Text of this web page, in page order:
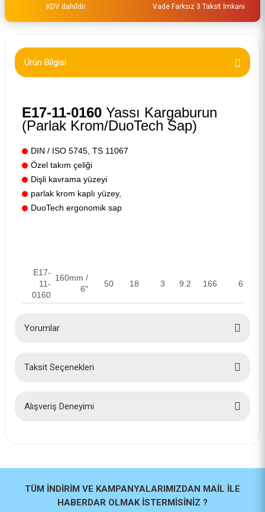
KDV dahildir. Vade Farksız 3 Taksit İmkanı
Ürün Bilgisi
E17-11-0160 Yassı Kargaburun
(Parlak Krom/DuoTech Sap)
DIN / ISO 5745, TS 11067
Özel takım çeliği
Dişli kavrama yüzeyi
parlak krom kaplı yüzey,
DuoTech ergonomik sap
E17-
11-
0160
160mm /
6"
50 18 3 9.2 166 6
Yorumlar
Taksit Seçenekleri
Alışveriş Deneyimi
TÜM İNDİRİM VE KAMPANYALARIMIZDAN MAİL İLE
HABERDAR OLMAK İSTERMİSİNİZ ?